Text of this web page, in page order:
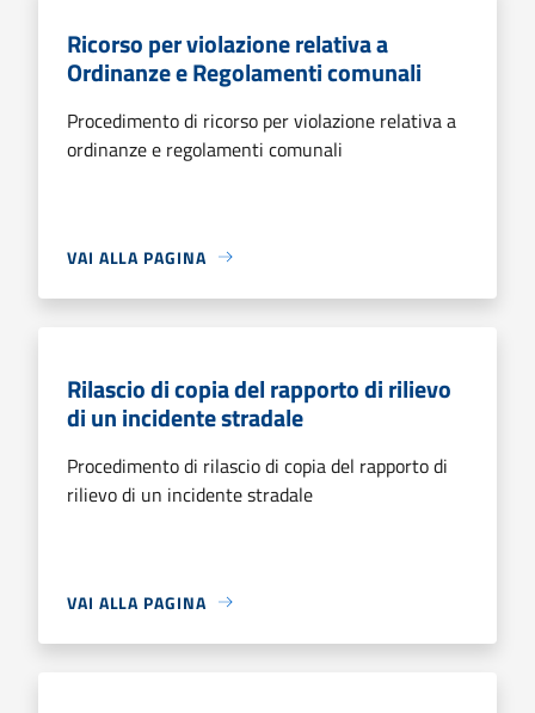
Ricorso per violazione relativa a
Ordinanze e Regolamenti comunali
Procedimento di ricorso per violazione relativa a
ordinanze e regolamenti comunali
VAI ALLA PAGINA
Rilascio di copia del rapporto di rilievo
di un incidente stradale
Procedimento di rilascio di copia del rapporto di
rilievo di un incidente stradale
VAI ALLA PAGINA